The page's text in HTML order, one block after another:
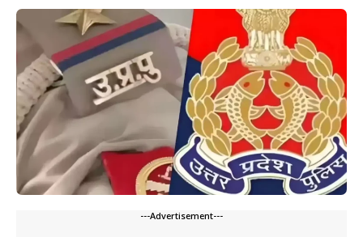
---Advertisement---